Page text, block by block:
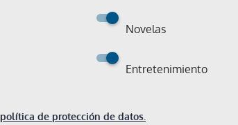
Novelas
Entretenimiento
política de protección de datos.